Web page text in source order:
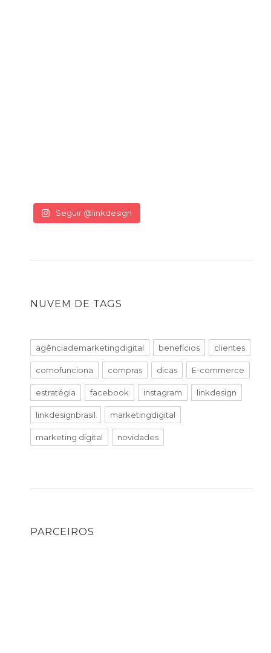
Seguir @linkdesign
NUVEM DE TAGS
agênciademarketingdigital benefícios clientes
comofunciona compras dicas E-commerce
estratégia facebook instagram linkdesign
linkdesignbrasil marketingdigital
marketing digital novidades
PARCEIROS